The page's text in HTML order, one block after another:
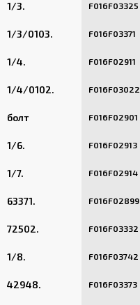
1/3. F016F03325
1/3/0103. F016F03371
1/4. F016F02911
1/4/0102. F016F03022
болт F016F02901
1/6. F016F02913
1/7. F016F02914
63371. F016F02899
72502. F016F03332
1/8. F016F03742
42948. F016F03373